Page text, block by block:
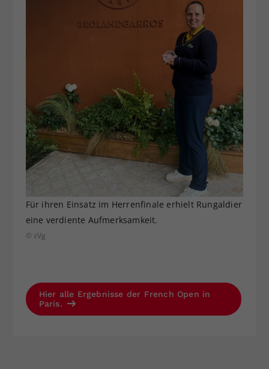
Für ihren Einsatz im Herrenfinale erhielt Rungaldier
eine verdiente Aufmerksamkeit.
© zVg
Hier alle Ergebnisse der French Open in
Paris.